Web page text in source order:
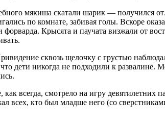
мякиша скатали шарик — получился
по комнате, забивая голы. Вскоре
Крысята и паучата визжали от
сквозь щелочку с грустью
дети никогда не подходили к
смотрело на игру девятилетних
всех, кто был младше него (со